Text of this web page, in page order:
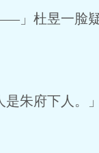
杜昱一脸疑
朱府下人。